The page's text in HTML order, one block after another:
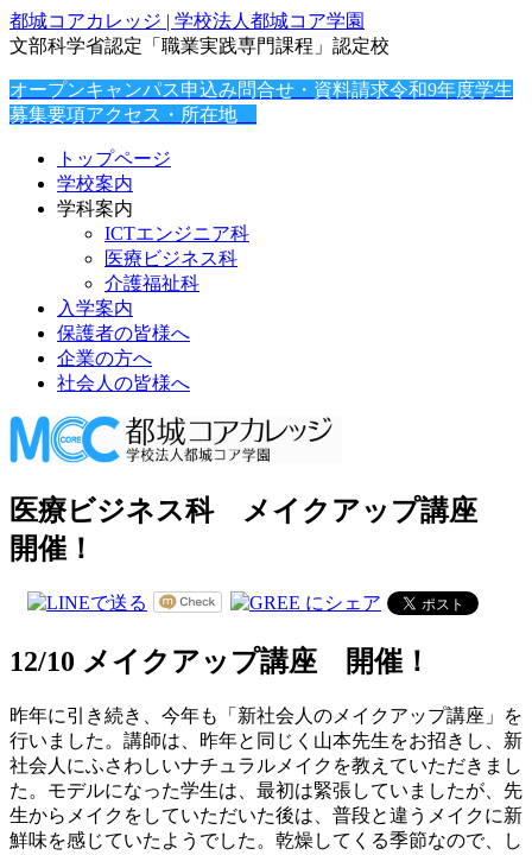
都城コアカレッジ | 学校法人都城コア学園
文部科学省認定「職業実践専門課程」認定校
オープンキャンパス申込み問合せ・資料請求令和9年度学生
募集要項アクセス・所在地
トップページ
学校案内
学科案内
ICTエンジニア科
医療ビジネス科
介護福祉科
入学案内
保護者の皆様へ
企業の方へ
社会人の皆様へ
医療ビジネス科 メイクアップ講座
開催！
12/10 メイクアップ講座 開催！
昨年に引き続き、今年も「新社会人のメイクアップ講座」を
行いました。講師は、昨年と同じく山本先生をお招きし、新
社会人にふさわしいナチュラルメイクを教えていただきまし
た。モデルになった学生は、最初は緊張していましたが、先
生からメイクをしていただいた後は、普段と違うメイクに新
鮮味を感じていたようでした。乾燥してくる季節なので、し